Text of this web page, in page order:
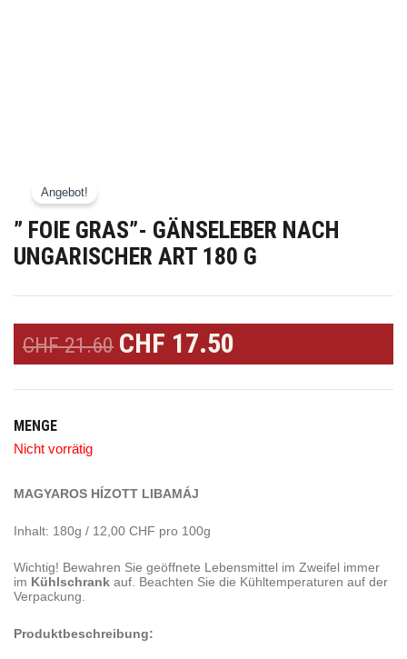
Angebot!
” FOIE GRAS”- GÄNSELEBER NACH
UNGARISCHER ART 180 G
CHF21.60 URSPRÜNGLICHER
PREIS
WAR:
CHF 17.50
PREIS
IST:
MENGE
Nicht vorrätig
MAGYAROS HÍZOTT LIBAMÁJ
Inhalt: 180g / 12,00 CHF pro 100g
Wichtig! Bewahren Sie geöffnete Lebensmittel im Zweifel immer
im Kühlschrank auf. Beachten Sie die Kühltemperaturen auf der
Verpackung.
Produktbeschreibung: